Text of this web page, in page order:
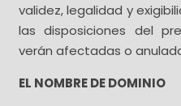
validez, legalidad y
las disposiciones del
verán afectadas o
EL NOMBRE DE DOMINIO